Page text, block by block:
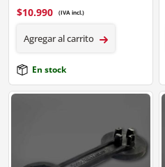
$10.990 (IVA incl.)
Agregar al carrito
En stock